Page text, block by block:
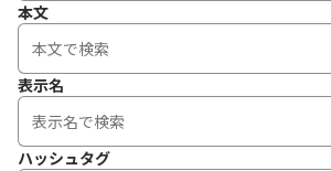
本文
表示名
ハッシュタグ